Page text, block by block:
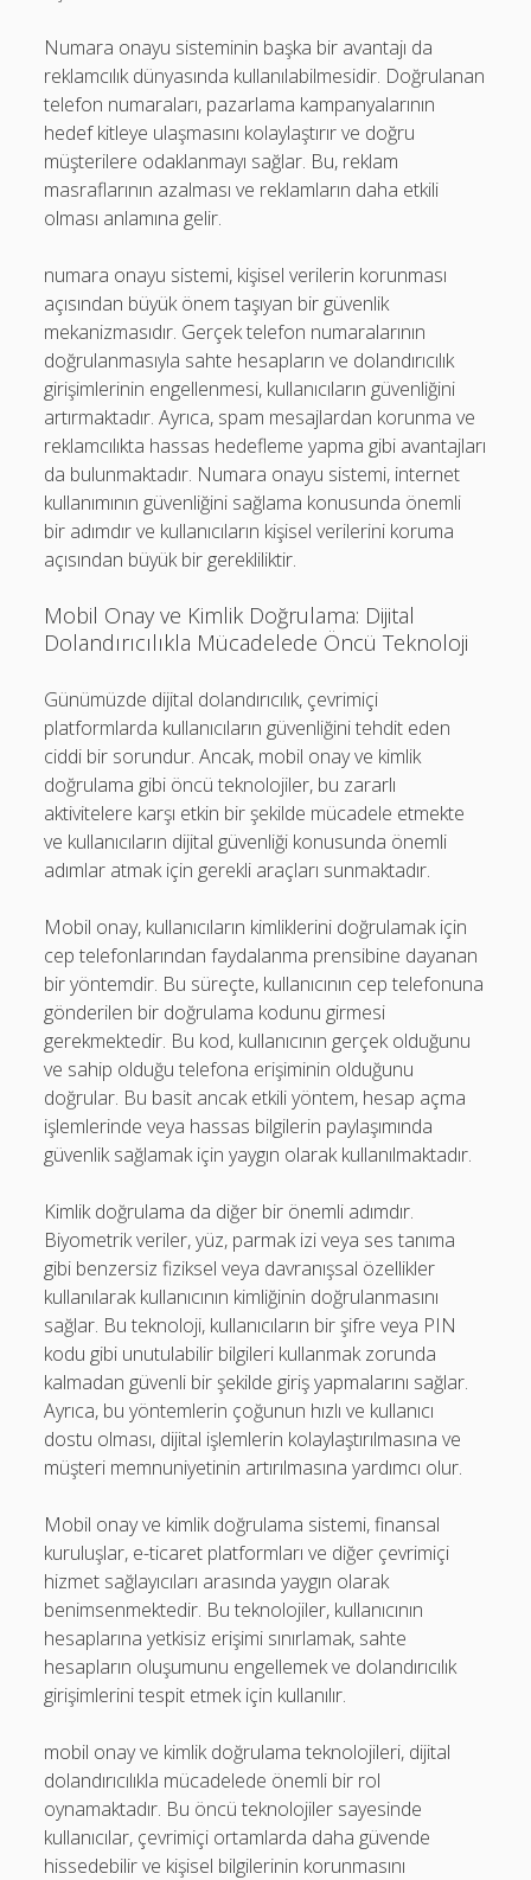
Numara onayu sisteminin başka bir avantajı da
reklamcılık dünyasında kullanılabilmesidir. Doğrulanan
telefon numaraları, pazarlama kampanyalarının
hedef kitleye ulaşmasını kolaylaştırır ve doğru
müşterilere odaklanmayı sağlar. Bu, reklam
masraflarının azalması ve reklamların daha etkili
olması anlamına gelir.
numara onayu sistemi, kişisel verilerin korunması
açısından büyük önem taşıyan bir güvenlik
mekanizmasıdır. Gerçek telefon numaralarının
doğrulanmasıyla sahte hesapların ve dolandırıcılık
girişimlerinin engellenmesi, kullanıcıların güvenliğini
artırmaktadır. Ayrıca, spam mesajlardan korunma ve
reklamcılıkta hassas hedefleme yapma gibi avantajları
da bulunmaktadır. Numara onayu sistemi, internet
kullanımının güvenliğini sağlama konusunda önemli
bir adımdır ve kullanıcıların kişisel verilerini koruma
açısından büyük bir gerekliliktir.
Mobil Onay ve Kimlik Doğrulama: Dijital
Dolandırıcılıkla Mücadelede Öncü Teknoloji
Günümüzde dijital dolandırıcılık, çevrimiçi
platformlarda kullanıcıların güvenliğini tehdit eden
ciddi bir sorundur. Ancak, mobil onay ve kimlik
doğrulama gibi öncü teknolojiler, bu zararlı
aktivitelere karşı etkin bir şekilde mücadele etmekte
ve kullanıcıların dijital güvenliği konusunda önemli
adımlar atmak için gerekli araçları sunmaktadır.
Mobil onay, kullanıcıların kimliklerini doğrulamak için
cep telefonlarından faydalanma prensibine dayanan
bir yöntemdir. Bu süreçte, kullanıcının cep telefonuna
gönderilen bir doğrulama kodunu girmesi
gerekmektedir. Bu kod, kullanıcının gerçek olduğunu
ve sahip olduğu telefona erişiminin olduğunu
doğrular. Bu basit ancak etkili yöntem, hesap açma
işlemlerinde veya hassas bilgilerin paylaşımında
güvenlik sağlamak için yaygın olarak kullanılmaktadır.
Kimlik doğrulama da diğer bir önemli adımdır.
Biyometrik veriler, yüz, parmak izi veya ses tanıma
gibi benzersiz fiziksel veya davranışsal özellikler
kullanılarak kullanıcının kimliğinin doğrulanmasını
sağlar. Bu teknoloji, kullanıcıların bir şifre veya PIN
kodu gibi unutulabilir bilgileri kullanmak zorunda
kalmadan güvenli bir şekilde giriş yapmalarını sağlar.
Ayrıca, bu yöntemlerin çoğunun hızlı ve kullanıcı
dostu olması, dijital işlemlerin kolaylaştırılmasına ve
müşteri memnuniyetinin artırılmasına yardımcı olur.
Mobil onay ve kimlik doğrulama sistemi, finansal
kuruluşlar, e-ticaret platformları ve diğer çevrimiçi
hizmet sağlayıcıları arasında yaygın olarak
benimsenmektedir. Bu teknolojiler, kullanıcının
hesaplarına yetkisiz erişimi sınırlamak, sahte
hesapların oluşumunu engellemek ve dolandırıcılık
girişimlerini tespit etmek için kullanılır.
mobil onay ve kimlik doğrulama teknolojileri, dijital
dolandırıcılıkla mücadelede önemli bir rol
oynamaktadır. Bu öncü teknolojiler sayesinde
kullanıcılar, çevrimiçi ortamlarda daha güvende
hissedebilir ve kişisel bilgilerinin korunmasını